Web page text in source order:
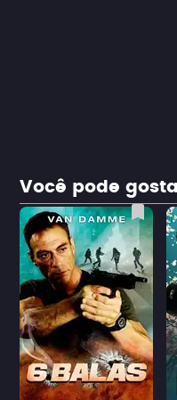
Você pode